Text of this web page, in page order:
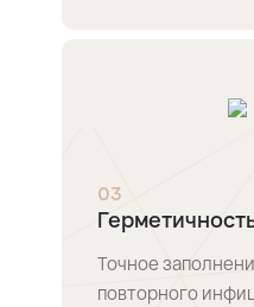
03
Точное
повторного